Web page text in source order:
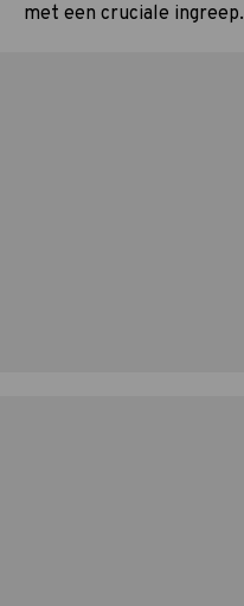
met een cruciale ingreep.